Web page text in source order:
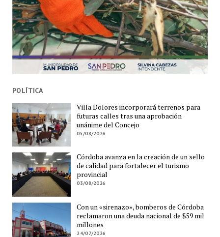
POLÍTICA
Villa Dolores incorporará terrenos para
futuras calles tras una aprobación
unánime del Concejo
05/08/2026
Córdoba avanza en la creación de un sello
de calidad para fortalecer el turismo
provincial
03/08/2026
Con un «sirenazo», bomberos de Córdoba
reclamaron una deuda nacional de $59 mil
millones
24/07/2026